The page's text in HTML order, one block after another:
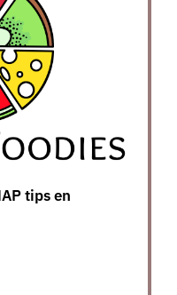
tips en